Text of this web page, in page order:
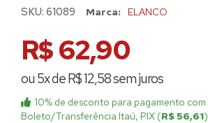
SKU: 61089 Marca: ELANCO
R$ 62,90
ou 5x de R$ 12,58 sem juros
10% de desconto para pagamento com
Boleto/Transferência Itaú, PIX (R$ 56,61)